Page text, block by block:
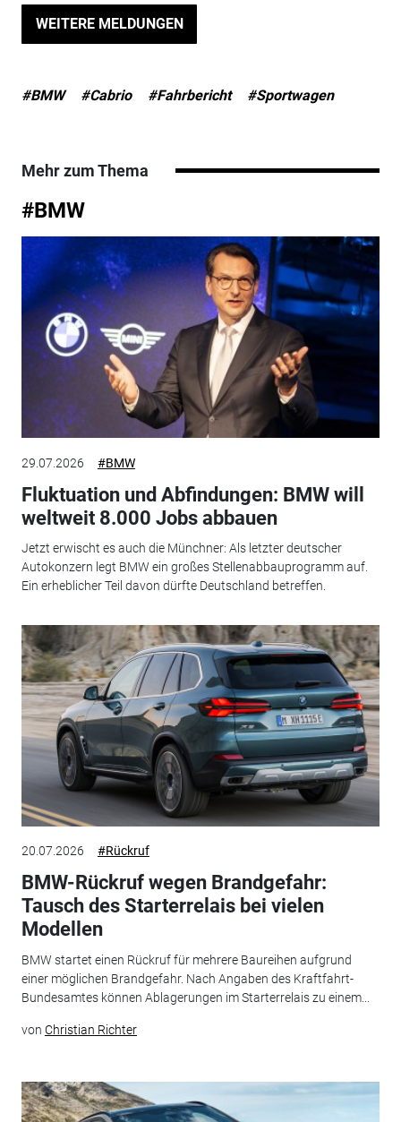
WEITERE MELDUNGEN
#BMW #Cabrio #Fahrbericht #Sportwagen
Mehr zum Thema
#BMW
29.07.2026 #BMW
Fluktuation und Abfindungen: BMW will
weltweit 8.000 Jobs abbauen
Jetzt erwischt es auch die Münchner: Als letzter deutscher
Autokonzern legt BMW ein großes Stellenabbauprogramm auf.
Ein erheblicher Teil davon dürfte Deutschland betreffen.
20.07.2026 #Rückruf
BMW-Rückruf wegen Brandgefahr:
Tausch des Starterrelais bei vielen
Modellen
BMW startet einen Rückruf für mehrere Baureihen aufgrund
einer möglichen Brandgefahr. Nach Angaben des Kraftfahrt-
Bundesamtes können Ablagerungen im Starterrelais zu einem...
von Christian Richter